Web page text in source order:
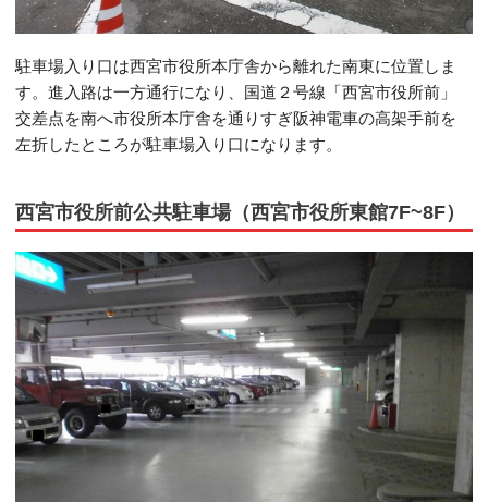
駐車場入り口は西宮市役所本庁舎から離れた南東に位置しま
す。進入路は一方通行になり、国道２号線「西宮市役所前」
交差点を南へ市役所本庁舎を通りすぎ阪神電車の高架手前を
左折したところが駐車場入り口になります。
西宮市役所前公共駐車場（西宮市役所東館7F~8F）